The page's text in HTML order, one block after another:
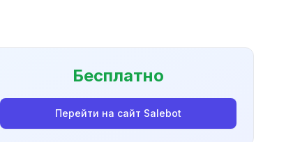
Бесплатно
Перейти на сайт Salebot